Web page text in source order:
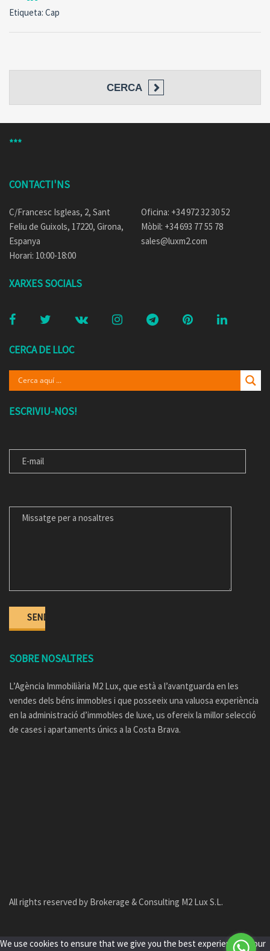
Etiqueta: Cap
CERCA
***
CONTACTI'NS
C/Francesc Isgleas, 2, Sant
Feliu de Guixols, 17220, Girona,
Espanya
Horari: 10:00-18:00
Oficina: +34 972 32 30 52
Mòbil: +34 693 77 55 78
sales@luxm2.com
XARXES SOCIALS
CERCA DE LLOC
ESCRIVIU-NOS!
SOBRE NOSALTRES
L’Agència Immobiliària M2 Lux, que està a l’avantguarda en les
vendes dels béns immobles i que posseeix una valuosa experiència
en la administració d’immobles de luxe, us ofereix la millor selecció
de cases i apartaments únics a la Costa Brava.
All rights reserved by Brokerage & Consulting M2 Lux S.L.
We use cookies to ensure that we give you the best experience on our